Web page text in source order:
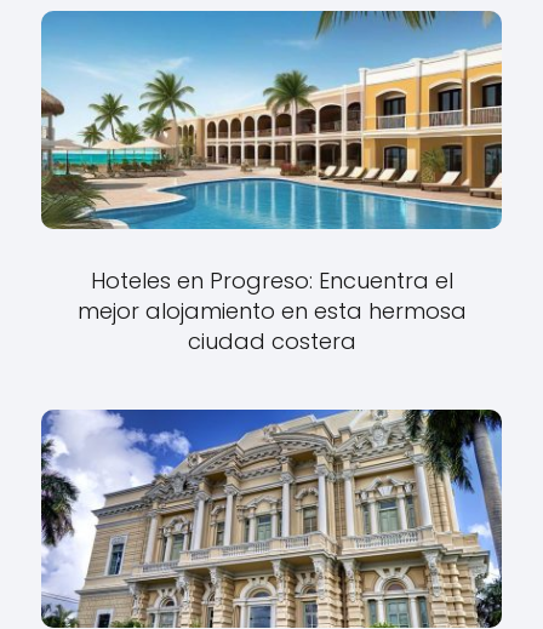
Hoteles en Progreso: Encuentra el
mejor alojamiento en esta hermosa
ciudad costera